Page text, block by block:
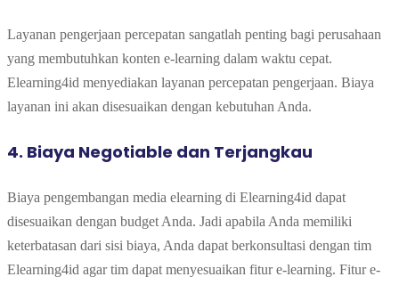
Layanan pengerjaan percepatan sangatlah penting bagi perusahaan
yang membutuhkan konten e-learning dalam waktu cepat.
Elearning4id menyediakan layanan percepatan pengerjaan. Biaya
layanan ini akan disesuaikan dengan kebutuhan Anda.
4. Biaya Negotiable dan Terjangkau
Biaya pengembangan media elearning di Elearning4id dapat
disesuaikan dengan budget Anda. Jadi apabila Anda memiliki
keterbatasan dari sisi biaya, Anda dapat berkonsultasi dengan tim
Elearning4id agar tim dapat menyesuaikan fitur e-learning. Fitur e-